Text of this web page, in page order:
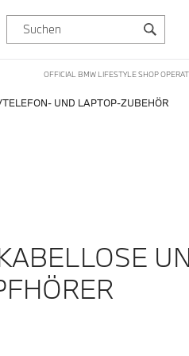
OFFICIAL BMW LIFESTYLE SHOP
TELEFON- UND LAPTOP-ZUBEHÖR